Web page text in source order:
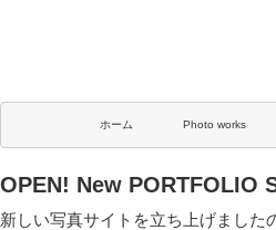
ホーム Photo works
OPEN! New PORTFOLIO
新しい写真サイトを立ち上げました